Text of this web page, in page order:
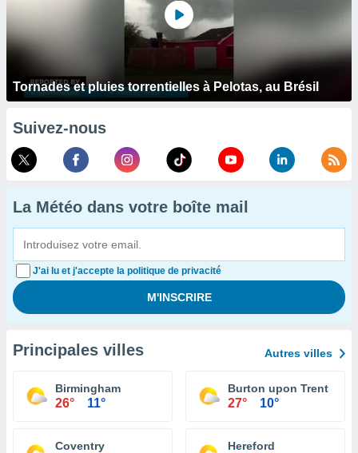
Tornades et pluies torrentielles à Pelotas, au Brésil
Suivez-nous
La Météo dans votre boîte mail
J'ai lu et j'accepte la politique de privacité
Principales villes Autres villes
Birmingham
26° 11°
Burton upon Trent
27° 10°
Coventry Hereford